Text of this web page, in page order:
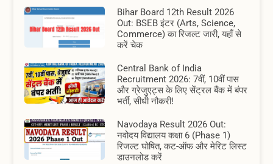
Bihar Board 12th Result 2026
Out: BSEB इंटर (Arts, Science,
Commerce) का रिजल्ट जारी, यहाँ से
करें चेक
Central Bank of India
Recruitment 2026: 7वीं, 10वीं पास
और ग्रेजुएट्स के लिए सेंट्रल बैंक में बंपर
भर्ती, सीधी नौकरी!
Navodaya Result 2026 Out:
नवोदय विद्यालय कक्षा 6 (Phase 1)
रिजल्ट घोषित, कट-ऑफ और मेरिट लिस्ट
डाउनलोड करें